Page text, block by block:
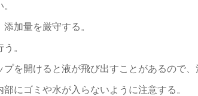
加量を厳守する。
。
を開けると液が飛び出すことがあるので、
にゴミや水が入らないように注意する。